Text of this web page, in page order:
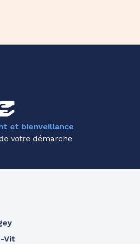
et bienveillance
votre démarche
Vit